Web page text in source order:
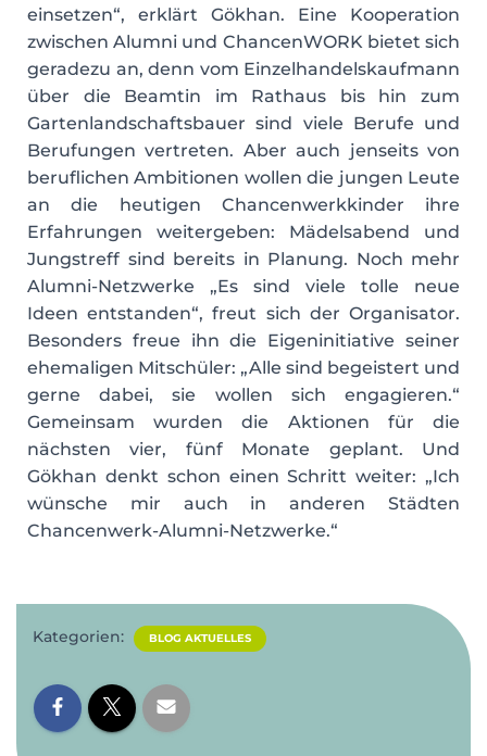
einsetzen“, erklärt Gökhan. Eine Kooperation
zwischen Alumni und ChancenWORK bietet sich
geradezu an, denn vom Einzelhandelskaufmann
über die Beamtin im Rathaus bis hin zum
Gartenlandschaftsbauer sind viele Berufe und
Berufungen vertreten. Aber auch jenseits von
beruflichen Ambitionen wollen die jungen Leute
an die heutigen Chancenwerkkinder ihre
Erfahrungen weitergeben: Mädelsabend und
Jungstreff sind bereits in Planung. Noch mehr
Alumni-Netzwerke „Es sind viele tolle neue
Ideen entstanden“, freut sich der Organisator.
Besonders freue ihn die Eigeninitiative seiner
ehemaligen Mitschüler: „Alle sind begeistert und
gerne dabei, sie wollen sich engagieren.“
Gemeinsam wurden die Aktionen für die
nächsten vier, fünf Monate geplant. Und
Gökhan denkt schon einen Schritt weiter: „Ich
wünsche mir auch in anderen Städten
Chancenwerk-Alumni-Netzwerke.“
Kategorien: BLOG AKTUELLES